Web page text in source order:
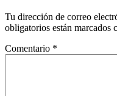
Tu dirección de correo
obligatorios están marcados
Comentario *